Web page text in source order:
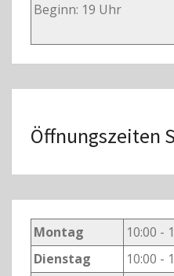
Beginn: 19 Uhr
Öffnungszeiten
Montag 10:00 -
Dienstag
10:00 -